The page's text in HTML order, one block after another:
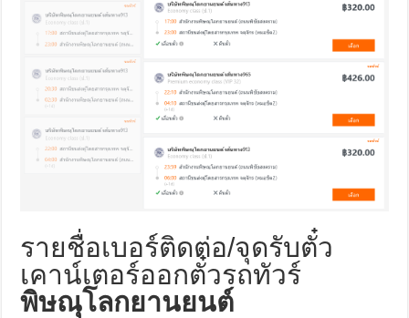
รายชื่อเบอร์ติดต่อ/จุดรับตั๋ว
เคาน์เตอร์ออกตั๋วรถทัวร์
พิษณุโลกยานยนต์